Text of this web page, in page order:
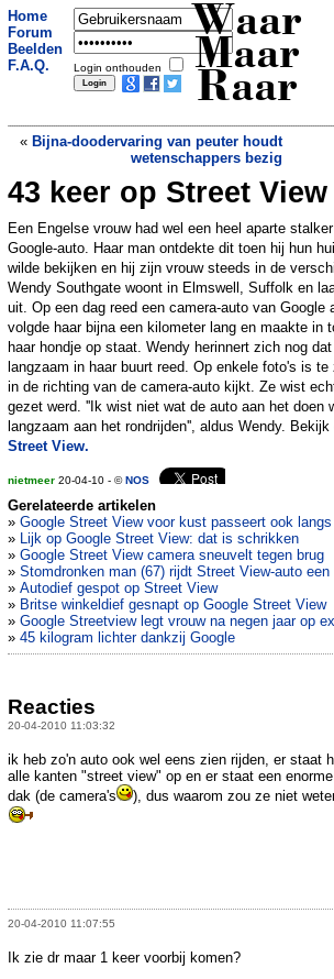
Home
Forum
Beelden
F.A.Q.
Login onthouden
Waar
Maar
Raar
« Bijna-doodervaring van peuter houdt
wetenschappers bezig
Valse tandarts
materiaal»
43 keer op Street View
Een Engelse vrouw had wel een heel aparte
Google-auto. Haar man ontdekte dit toen hij hun
wilde bekijken en hij zijn vrouw steeds in de
Wendy Southgate woont in Elmswell, Suffolk en
uit. Op een dag reed een camera-auto van Google
volgde haar bijna een kilometer lang en maakte in
haar hondje op staat. Wendy herinnert zich nog
langzaam in haar buurt reed. Op enkele foto's is
in de richting van de camera-auto kijkt. Ze wist
gezet werd. ''Ik wist niet wat de auto aan het doen
langzaam aan het rondrijden'', aldus Wendy.
Street View.
nietmeer 20-04-10 - ©NOS
Gerelateerde artikelen
» Google Street View voor kust passeert ook
» Lijk op Google Street View: dat is schrikken
» Google Street View camera sneuvelt tegen brug
» Stomdronken man (67) rijdt Street View-auto
» Autodief gespot op Street View
» Britse winkeldief gesnapt op Google Street View
» Google Streetview legt vrouw na negen jaar op
» 45 kilogram lichter dankzij Google
Reacties
20-04-2010 11:03:32
ik heb zo'n auto ook wel eens zien rijden, er staat
alle kanten "street view" op en er staat een
dak (de camera's
), dus waarom zou ze niet
20-04-2010 11:07:55
Ik zie dr maar 1 keer voorbij komen?